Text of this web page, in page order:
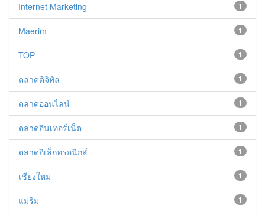
1
Internet Marketing
1
Maerim
1
TOP
1
ตลาดดิจิทัล
1
ตลาดออนไลน์
1
ตลาดอินเทอร์เน็ต
1
ตลาดอิเล็กทรอนิกส์
1
เชียงใหม่
1
แม่ริม